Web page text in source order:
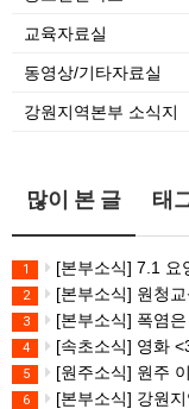
교육자료실
동영상/기타자료실
강원지역본부 소식지
많이 본 글 태
1 [본부소식] 7.1 요
2 [본부소식] 원청교섭 원년. 초
3 [본부소식] 폭염은 재
4 [속초소식] 영화
5 [원주소식] 원주
6 [본부소식] 강원